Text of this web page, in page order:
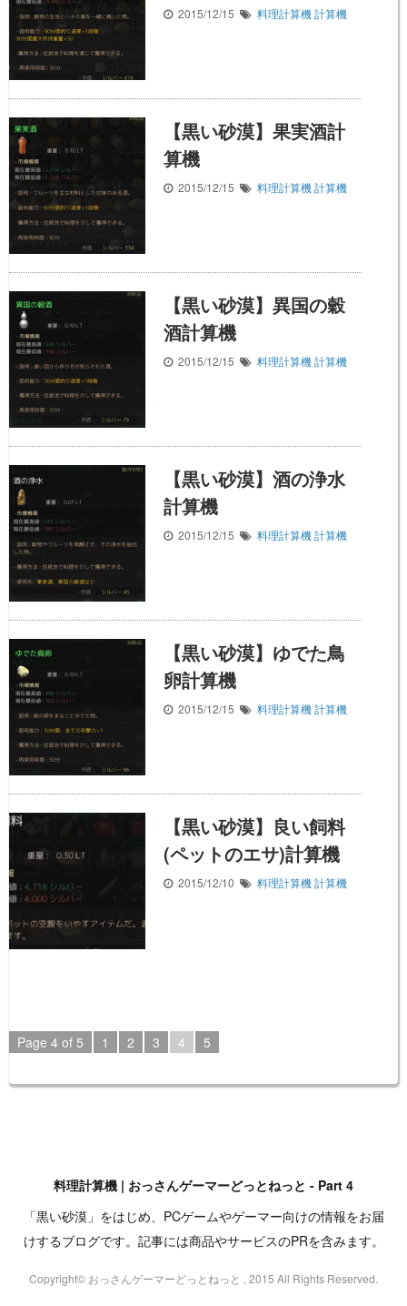
2015/12/15 料理計算機計算機
【黒い砂漠】果実酒計
算機
2015/12/15 料理計算機計算機
【黒い砂漠】異国の穀
酒計算機
2015/12/15 料理計算機計算機
【黒い砂漠】酒の浄水
計算機
2015/12/15 料理計算機計算機
【黒い砂漠】ゆでた鳥
卵計算機
2015/12/15 料理計算機計算機
【黒い砂漠】良い飼料
(ペットのエサ)計算機
2015/12/10 料理計算機計算機
Page 4 of 5 1 2 3 4 5
料理計算機 | おっさんゲーマーどっとねっと - Part 4
「黒い砂漠」をはじめ、PCゲームやゲーマー向けの情報をお届
けするブログです。記事には商品やサービスのPRを含みます。
Copyright© おっさんゲーマーどっとねっと , 2015 All Rights Reserved.